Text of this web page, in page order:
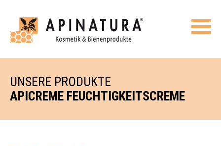
UNSERE PRODUKTE
APICREME FEUCHTIGKEITSCREME